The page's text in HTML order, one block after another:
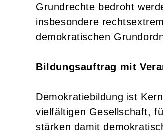
Grundrechte bedroht
insbesondere
demokratischen
Bildungsauftrag mit
Demokratiebildung ist
vielfältigen Gesellschaft,
stärken damit